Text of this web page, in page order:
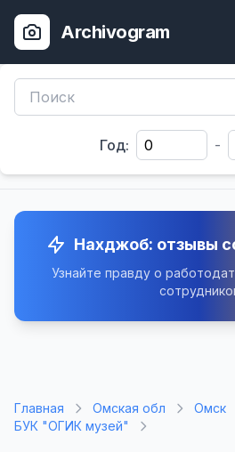
Archivogram
Год: -
Нахджоб: отзывы
Узнайте правду о
Главная Омская обл
Омск
БУК "ОГИК музей"